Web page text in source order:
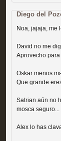
MOLTISANTI
Recomendación
Las
televisión
MOLTISANTI
Diego del
Noa, jajaja, me
David no me
Aprovecho
Oskar menos
Que grande
Satrian aún no
mosca seguro...
Alex lo has